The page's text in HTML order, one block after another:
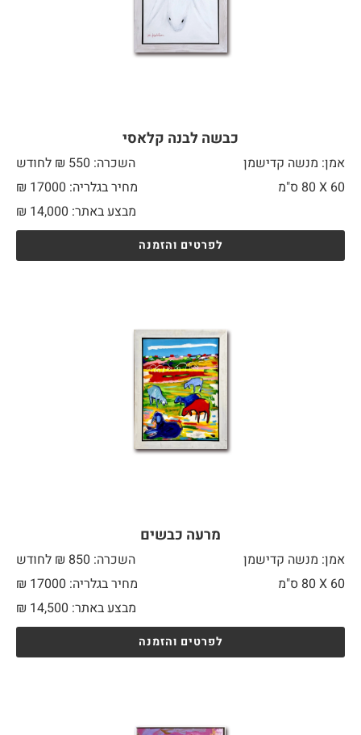
כבשה לבנה קלאסי
אמן: מנשה קדישמן
השכרה: 550 ₪ לחודש
60 X
מחיר בגלריה: 17000 ₪
מבצע באתר:
₪ 14,000
לפרטים והזמנה
מרעה כבשים
אמן: מנשה קדישמן
השכרה: 850 ₪ לחודש
60 X
מחיר בגלריה: 17000 ₪
מבצע באתר:
₪ 14,500
לפרטים והזמנה